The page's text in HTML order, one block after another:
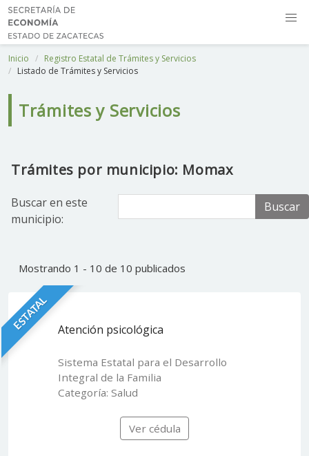
Inicio
Registro Estatal de Trámites y Servicios
Listado de Trámites y Servicios
Trámites y Servicios
Trámites por municipio: Momax
Buscar en este
municipio:
Buscar
Mostrando 1 - 10 de 10 publicados
ESTATAL Atención psicológica
Sistema Estatal para el Desarrollo
Integral de la Familia
Categoría: Salud
Ver cédula